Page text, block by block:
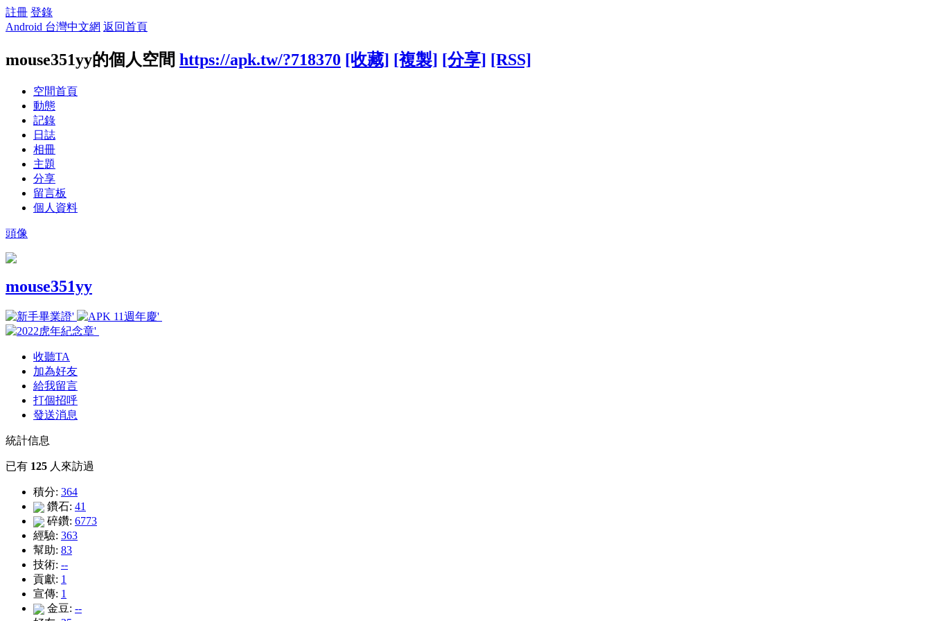
註冊 登錄
Android 台灣中文網 返回首頁
mouse351yy的個人空間 https://apk.tw/?718370 [收藏] [複製] [分享] [RSS]
空間首頁
動態
記錄
日誌
相冊
主題
分享
留言板
個人資料
頭像
mouse351yy
收聽TA
加為好友
給我留言
打個招呼
發送消息
統計信息
已有 125 人來訪過
積分: 364
鑽石: 41
碎鑽: 6773
經驗: 363
幫助: 83
技術: --
貢獻: 1
宣傳: 1
金豆: --